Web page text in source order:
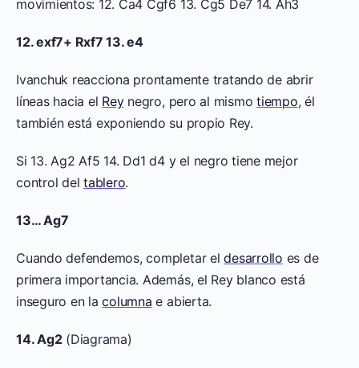
movimientos: 12. Ca4 Cgf6 13. Cg5 De7 14. Ah3
12. exf7+ Rxf7 13. e4
Ivanchuk reacciona prontamente tratando de abrir
líneas hacia el Reynegro, pero al mismotiempo, él
también está exponiendo su propio Rey.
Si 13. Ag2 Af5 14. Dd1 d4 y el negro tiene mejor
control deltablero.
13… Ag7
Cuando defendemos, completar eldesarrollo es de
primera importancia. Además, el Rey blanco está
inseguro en lacolumna e abierta.
14. Ag2(Diagrama)